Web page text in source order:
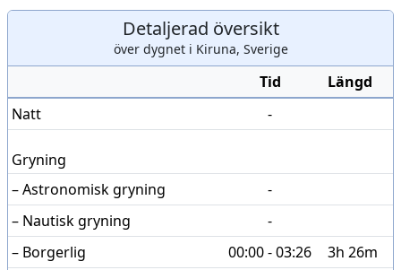
Detaljerad översikt
över dygnet i Kiruna, Sverige
Tid
Längd
Natt
-
Gryning
– Astronomisk gryning
-
– Nautisk gryning
-
– Borgerlig
00:00 - 03:26 3h 26m